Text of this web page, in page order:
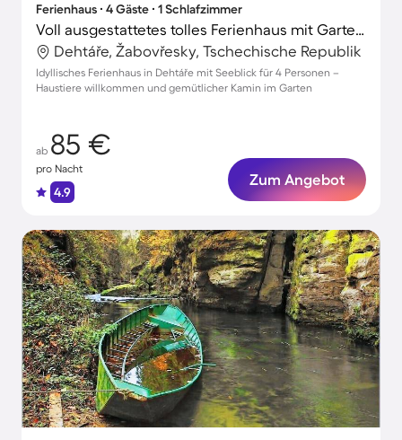
Ferienhaus ∙ 4 Gäste ∙ 1 Schlafzimmer
Voll ausgestattetes tolles Ferienhaus mit Garten und Terrasse | Seeblick | Ideal für Homeoffice
Dehtáře, Žabovřesky, Tschechische Republik
Idyllisches Ferienhaus in Dehtáře mit Seeblick für 4 Personen –
Haustiere willkommen und gemütlicher Kamin im Garten
ab 85 €
pro Nacht
4.9
Zum Angebot